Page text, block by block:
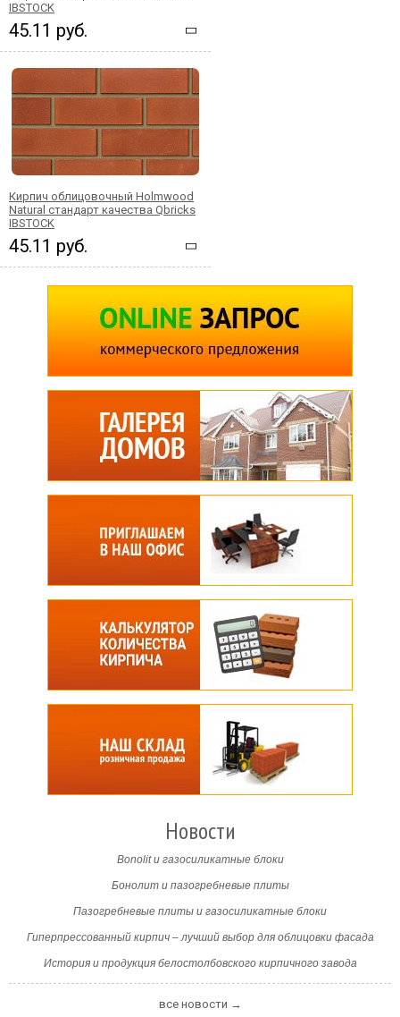
IBSTOCK
45.11 руб.
Кирпич облицовочный Holmwood
Natural стандарт качества Qbricks
IBSTOCK
45.11 руб.
Новости
Bonolit и газосиликатные блоки
Бонолит и пазогребневые плиты
Пазогребневые плиты и газосиликатные блоки
Гиперпрессованный кирпич – лучший выбор для облицовки фасада
История и продукция белостолбовского кирпичного завода
все новости →